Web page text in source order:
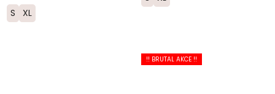
S XL
!! BRUTAL AKCE !!